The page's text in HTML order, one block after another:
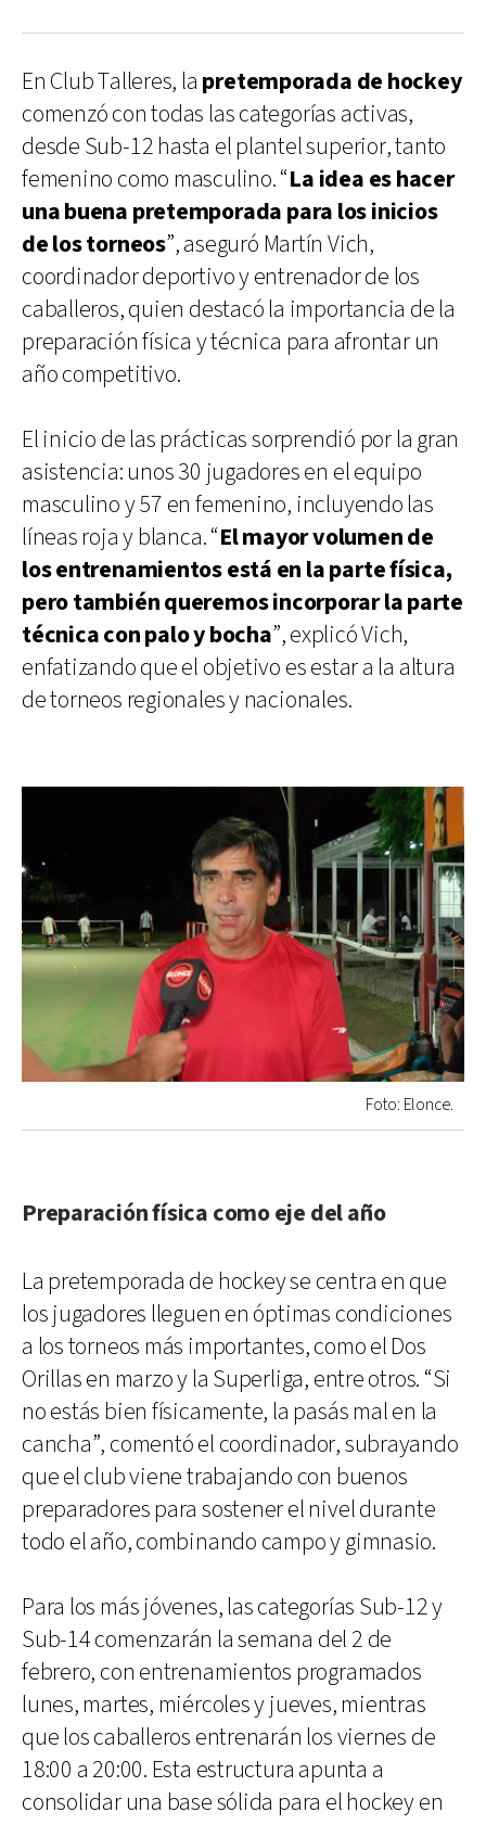
En Club Talleres, la pretemporada de hockey
comenzó con todas las categorías activas,
desde Sub-12 hasta el plantel superior, tanto
femenino como masculino. “La idea es hacer
una buena pretemporada para los inicios
de los torneos”, aseguró Martín Vich,
coordinador deportivo y entrenador de los
caballeros, quien destacó la importancia de la
preparación física y técnica para afrontar un
año competitivo.
El inicio de las prácticas sorprendió por la gran
asistencia: unos 30 jugadores en el equipo
masculino y 57 en femenino, incluyendo las
líneas roja y blanca. “El mayor volumen de
los entrenamientos está en la parte física,
pero también queremos incorporar la parte
técnica con palo y bocha”, explicó Vich,
enfatizando que el objetivo es estar a la altura
de torneos regionales y nacionales.
Foto: Elonce.
Preparación física como eje del año
La pretemporada de hockey se centra en que
los jugadores lleguen en óptimas condiciones
a los torneos más importantes, como el Dos
Orillas en marzo y la Superliga, entre otros. “Si
no estás bien físicamente, la pasás mal en la
cancha”, comentó el coordinador, subrayando
que el club viene trabajando con buenos
preparadores para sostener el nivel durante
todo el año, combinando campo y gimnasio.
Para los más jóvenes, las categorías Sub-12 y
Sub-14 comenzarán la semana del 2 de
febrero, con entrenamientos programados
lunes, martes, miércoles y jueves, mientras
que los caballeros entrenarán los viernes de
18:00 a 20:00. Esta estructura apunta a
consolidar una base sólida para el hockey en